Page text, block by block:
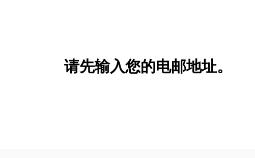
请先输入您的电邮地址。